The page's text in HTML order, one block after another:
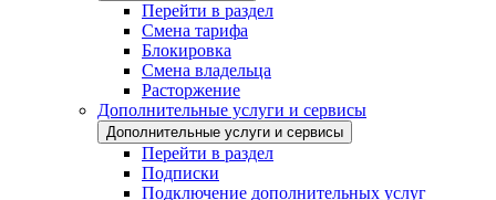
Перейти в раздел
Смена тарифа
Блокировка
Смена владельца
Расторжение
Дополнительные услуги и сервисы
Дополнительные услуги и сервисы
Перейти в раздел
Подписки
Подключение дополнительных услуг